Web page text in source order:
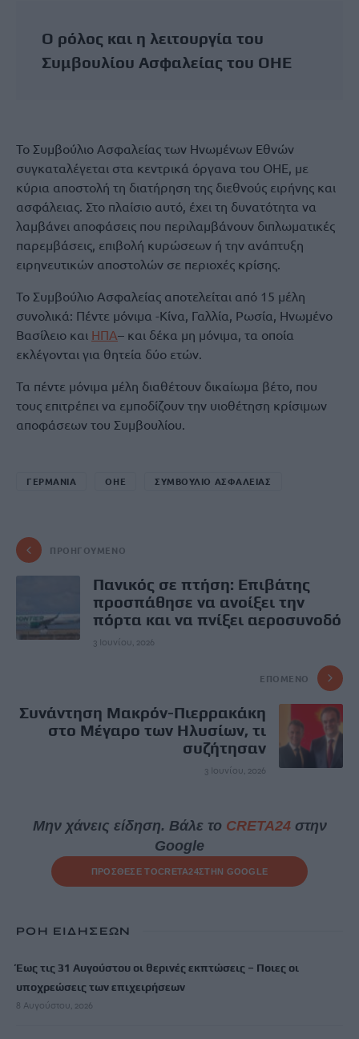
Ο ρόλος και η λειτουργία του
Συμβουλίου Ασφαλείας του ΟΗΕ
Το Συμβούλιο Ασφαλείας των Ηνωμένων Εθνών
συγκαταλέγεται στα κεντρικά όργανα του ΟΗΕ, με
κύρια αποστολή τη διατήρηση της διεθνούς ειρήνης και
ασφάλειας. Στο πλαίσιο αυτό, έχει τη δυνατότητα να
λαμβάνει αποφάσεις που περιλαμβάνουν διπλωματικές
παρεμβάσεις, επιβολή κυρώσεων ή την ανάπτυξη
ειρηνευτικών αποστολών σε περιοχές κρίσης.
Το Συμβούλιο Ασφαλείας αποτελείται από 15 μέλη
συνολικά: Πέντε μόνιμα -Κίνα, Γαλλία, Ρωσία, Ηνωμένο
Βασίλειο και ΗΠΑ– και δέκα μη μόνιμα, τα οποία
εκλέγονται για θητεία δύο ετών.
Τα πέντε μόνιμα μέλη διαθέτουν δικαίωμα βέτο, που
τους επιτρέπει να εμποδίζουν την υιοθέτηση κρίσιμων
αποφάσεων του Συμβουλίου.
ΓΕΡΜΑΝΙΑ ΟΗΕ ΣΥΜΒΟΥΛΙΟ ΑΣΦΑΛΕΙΑΣ
ΠΡΟΗΓΟΎΜΕΝΟ
Πανικός σε πτήση: Επιβάτης
προσπάθησε να ανοίξει την
πόρτα και να πνίξει αεροσυνοδό
3 Ιουνίου, 2026
ΕΠΌΜΕΝΟ
Συνάντηση Μακρόν-Πιερρακάκη
στο Μέγαρο των Ηλυσίων, τι
συζήτησαν
3 Ιουνίου, 2026
Μην χάνεις είδηση. Βάλε το CRETA24στην
Google
ΠΡΟΣΘΕΣΕ ΤΟCRETA24ΣΤΗΝ GOOGLE
ΡΟΗ ΕΙΔΗΣΕΩΝ
Έως τις 31 Αυγούστου οι θερινές εκπτώσεις – Ποιες οι
υποχρεώσεις των επιχειρήσεων
8 Αυγούστου, 2026